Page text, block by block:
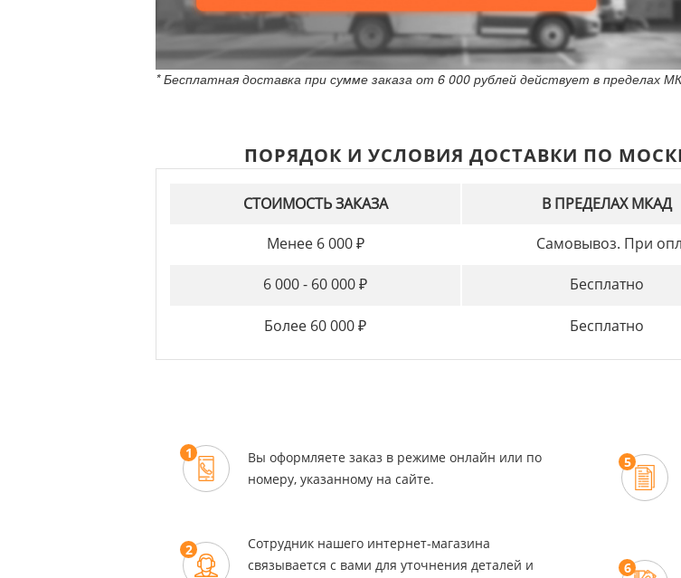
* Бесплатная доставка при сумме заказа от 6 000 рублей действует в пределах
ПОРЯДОК И УСЛОВИЯ ДОСТАВКИ ПО
СТОИМОСТЬ ЗАКАЗА В ПРЕДЕЛАХ МКАД
Менее 6 000 ₽
Самовывоз. При
6 000 - 60 000 ₽ Бесплатно
Более 60 000 ₽ Бесплатно
1
Вы оформляете заказ в режиме онлайн или по
номеру, указанному на сайте.
2
Сотрудник нашего интернет-магазина
связывается с вами для уточнения деталей и
5
6